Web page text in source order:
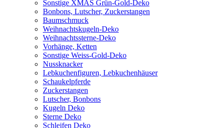
Sonstige XMAS Grün-Gold-Deko
Bonbons, Lutscher, Zuckerstangen
Baumschmuck
Weihnachtskugeln-Deko
Weihnachtssterne-Deko
Vorhänge, Ketten
Sonstige Weiss-Gold-Deko
Nussknacker
Lebkuchenfiguren, Lebkuchenhäuser
Schaukelpferde
Zuckerstangen
Lutscher, Bonbons
Kugeln Deko
Sterne Deko
Schleifen Deko